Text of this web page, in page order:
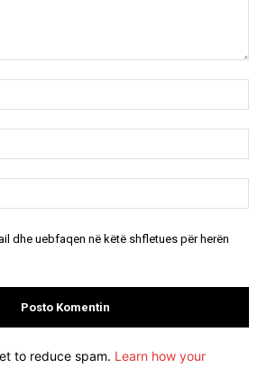
dhe uebfaqen në këtë shfletues për herën
to reduce spam. Learn how your